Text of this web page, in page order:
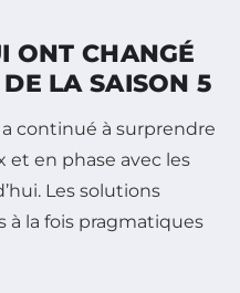
ONT CHANGÉ
LA SAISON 5
a continué à surprendre
et en phase avec les
Les solutions
à la fois pragmatiques